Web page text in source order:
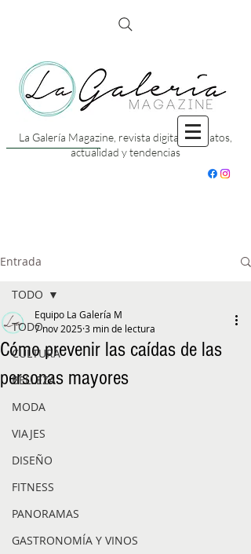
La Galería Magazine, revista digital con datos,
actualidad y tendencias
Entrada
TODO
CULTURA
BELLEZA
MODA
VIAJES
DISEÑO
FITNESS
PANORAMAS
GASTRONOMÍA Y VINOS
TODO
Cómo prevenir las caídas de las
personas mayores
Equipo La Galería M
7 nov 20253 min de lectura